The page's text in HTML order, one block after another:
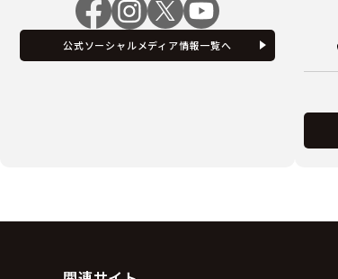
公式ソーシャルメディア情報一覧へ